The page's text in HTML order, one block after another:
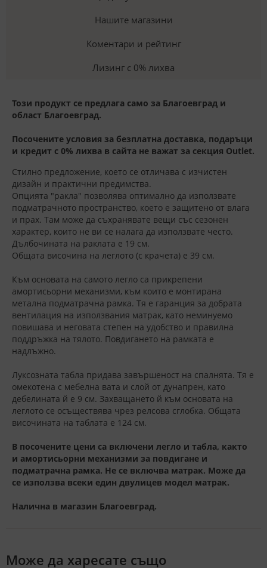
Нашите магазини
Коментари и рейтинг
Лизинг с 0% лихва
Този продукт се предлага само за Благоевград и
област Благоевград.
Посочените условия за безплатна доставка, подаръци
и кредит с 0% лихва в сайта не важат за секция Outlet.
Стилно предложение, което се отличава с изчистен
дизайн и практични предимства.
Опцията "ракла" позволява оптимално да използвате
подматрачното пространство, което е защитено от влага
и прах. Там може да съхранявате вещи със сезонен
характер, които не ви се налага да използвате често.
Дълбочината на раклата е 19 см.
Общата височина на леглото (с крачета) е 39 см.
Към основата на самото легло са прикрепени
амортисьорни механизми, към които е монтирана
метална подматрачна рамка. Тя е гаранция за добрата
вентилация на използвания матрак, като неминуемо
повишава и неговата степен на удобство и правилна
поддръжка на тялото. Повдигането на рамката е
надлъжно.
Луксозната табла придава завършеност на спалнята. Тя е
омекотена с мебелна вата и слой от дунапрен, като
дебелината й е 9 см. Захващането й към основата на
леглото се осъществява чрез релсова сглобка. Общата
височината на таблата е 124 см.
В посочените цени са включени легло и табла, както
и амортисьорни механизми за повдигане и
подматрачна рамка. Не се включва матрак. Може да
се използва всеки един двулицев модел матрак.
Налична в магазин Благоевград.
Може да харесате също